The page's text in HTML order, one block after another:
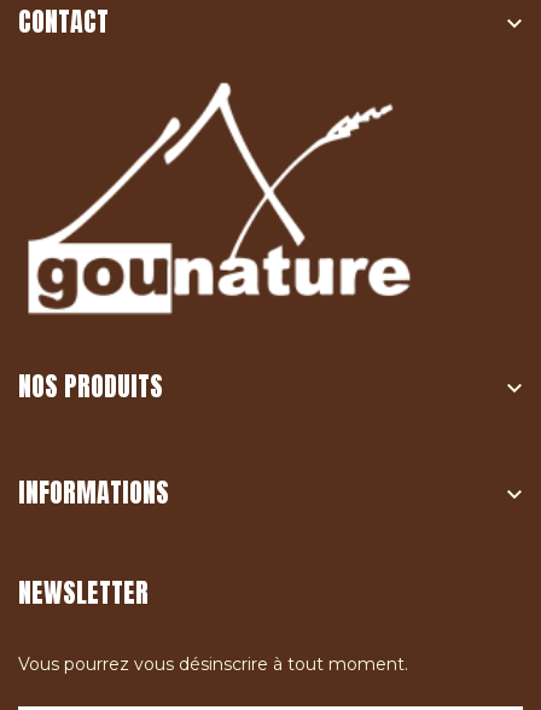
CONTACT 
NOS PRODUITS 
INFORMATIONS 
NEWSLETTER
Vous pourrez vous désinscrire à tout moment.